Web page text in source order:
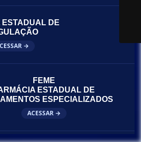
ESTADUAL DE
→
FEME
ESTADUAL DE
ESPECIALIZADOS
ACESSAR →